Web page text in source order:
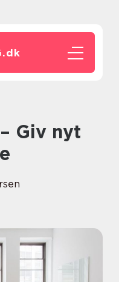
dk
Giv nyt